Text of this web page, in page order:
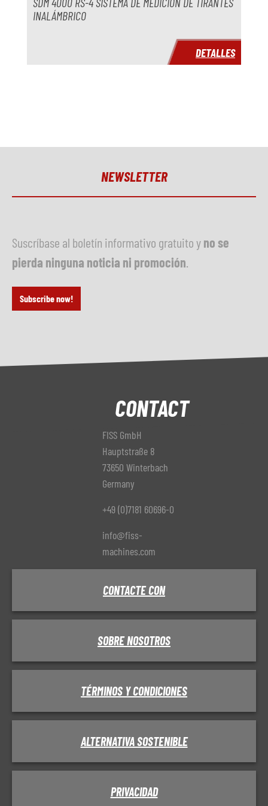
a petición
INALÁMBRICO
DETALLES
NEWSLETTER
Suscríbase al boletín informativo gratuito yno se
pierda ninguna noticia ni promoción
Subscribe now!
CONTACT
FISS GmbH
Hauptstraße 8
73650 Winterbach
Germany
+49 (0)7181 60696-0
info@fiss-
machines.com
CONTACTE CON
SOBRE NOSOTROS
TÉRMINOS Y CONDICIONES
ALTERNATIVA SOSTENIBLE
PRIVACIDAD